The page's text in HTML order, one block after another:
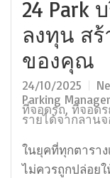
24 Park
ลงทุน ส
ของคุณ
24/10/2025
Parking
ที่จอดรถ, ที่จอดร
รายได้จากลาน
ในยุคที่ทุกตารา
ไม่ควรถูกปล่อยใ